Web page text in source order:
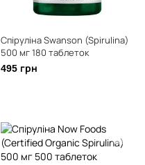
Спіруліна Swanson (Spirulina)
500 мг 180 таблеток
495 грн